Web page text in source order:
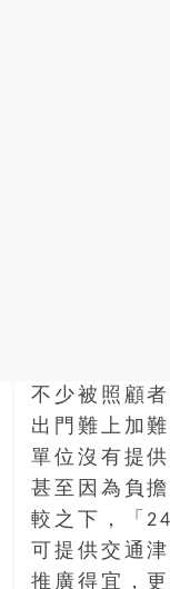
不少被照顧
出門難上加
單位沒有提
甚至因為負
較之下，「
可提供交通
推廣得宜，